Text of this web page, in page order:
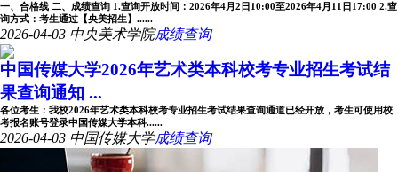
一、合格线 二、成绩查询 1.查询开放时间：2026年4月2日10:00至2026年4月11日17:00 2.查
询方式：考生通过【央美招生】......
2026-04-03 中央美术学院成绩查询
中国传媒大学2026年艺术类本科校考专业招生考试结
果查询通知 ...
各位考生：我校2026年艺术类本科校考专业招生考试结果查询通道已经开放，考生可使用校
考报名账号登录中国传媒大学本科......
2026-04-03 中国传媒大学成绩查询